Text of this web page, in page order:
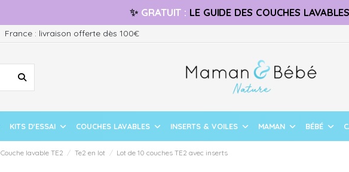
✨ GRATUIT : LE GUIDE DES COUCHES LAVABLES
France : livraison offerte dès 100€
KITS D'ESSAI COUCHES LAVABLES INSERTS & VOILES MAMAN BÉBÉ
Couche lavable TE2 Te2 en lot Lot de 10 couches TE2 avec inserts